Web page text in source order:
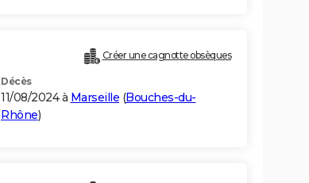
Créer une cagnotte obsèques
Décès
11/08/2024 à Marseille (Bouches-du-
Rhône)